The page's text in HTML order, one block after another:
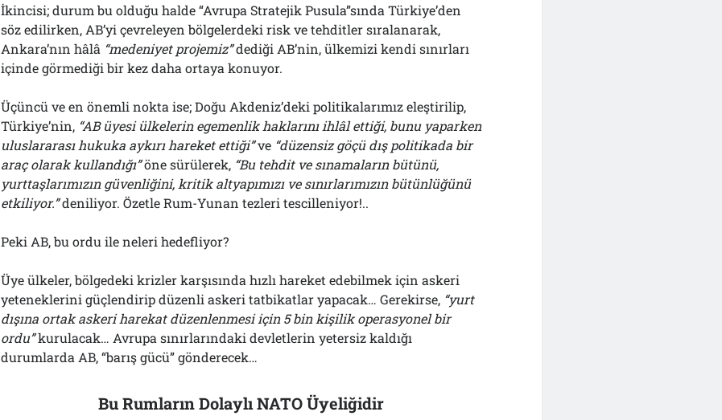
İkincisi; durum bu olduğu halde “Avrupa Stratejik Pusula”sında Türkiye’den
söz edilirken, AB’yi çevreleyen bölgelerdeki risk ve tehditler sıralanarak,
Ankara’nın hâlâ “medeniyet projemiz”dediği AB’nin, ülkemizi kendi sınırları
içinde görmediği bir kez daha ortaya konuyor.
Üçüncü ve en önemli nokta ise; Doğu Akdeniz’deki politikalarımız eleştirilip,
Türkiye’nin, “AB üyesi ülkelerin egemenlik haklarını ihlâl ettiği, bunu yaparken
uluslararası hukuka aykırıhareket ettiği”ve “düzensiz göçü dış politikada bir
araç olarak kullandığı”öne sürülerek, “Bu tehdit ve sınamaların bütünü,
yurttaşlarımızın güvenliğini, kritik altyapımızı ve sınırlarımızın bütünlüğünü
etkiliyor.”deniliyor. Özetle Rum-Yunan tezleri tescilleniyor!..
Peki AB, bu ordu ile neleri hedefliyor?
Üye ülkeler, bölgedeki krizler karşısında hızlı hareket edebilmek için askeri
yeteneklerini güçlendirip düzenli askeri tatbikatlar yapacak… Gerekirse, “yurt
dışına ortak askeri harekat düzenlenmesi için 5 bin kişilik operasyonel bir
ordu”kurulacak… Avrupa sınırlarındaki devletlerin yetersiz kaldığı
durumlarda AB, “barış gücü” gönderecek…
Bu Rumların Dolaylı NATO Üyeliğidir